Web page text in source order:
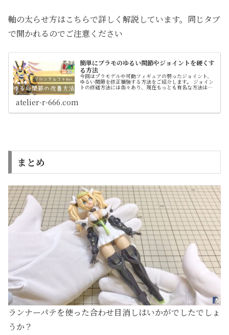
軸の太らせ方はこちらで詳しく解説しています。同じタブ
で開かれるのでご注意ください
簡単にプラモのゆるい関節やジョイントを硬くす
る方法
今回はプラモデルや可動フィギュアの弱ったジョイント、
ゆるい関節を修正補強する方法をご紹介します。 ジョイン
トの修繕方法には色々あり、現在もっとも有名な方法は
テキストだけでは伝わらないこともあると思い動画も制作
atelier-r-666.com
まとめ
ランナーパテを使った合わせ目消しはいかがでしたでしょ
うか？